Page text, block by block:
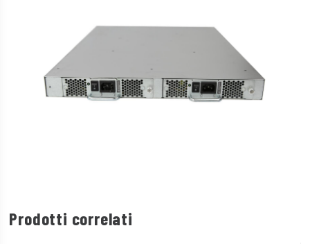
Prodotti correlati